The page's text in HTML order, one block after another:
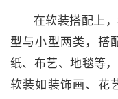
在软装搭配上
型与小型两类，搭
纸、布艺、地毯等
软装如装饰画、花